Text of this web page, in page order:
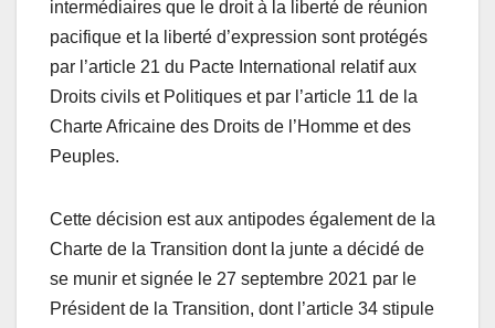
intermédiaires que le droit à la liberté de réunion
pacifique et la liberté d’expression sont protégés
par l’article 21 du Pacte International relatif aux
Droits civils et Politiques et par l’article 11 de la
Charte Africaine des Droits de l’Homme et des
Peuples.
Cette décision est aux antipodes également de la
Charte de la Transition dont la junte a décidé de
se munir et signée le 27 septembre 2021 par le
Président de la Transition, dont l’article 34 stipule